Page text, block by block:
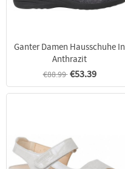
Ganter Damen Hausschuhe In
Anthrazit
€88.99€53.39